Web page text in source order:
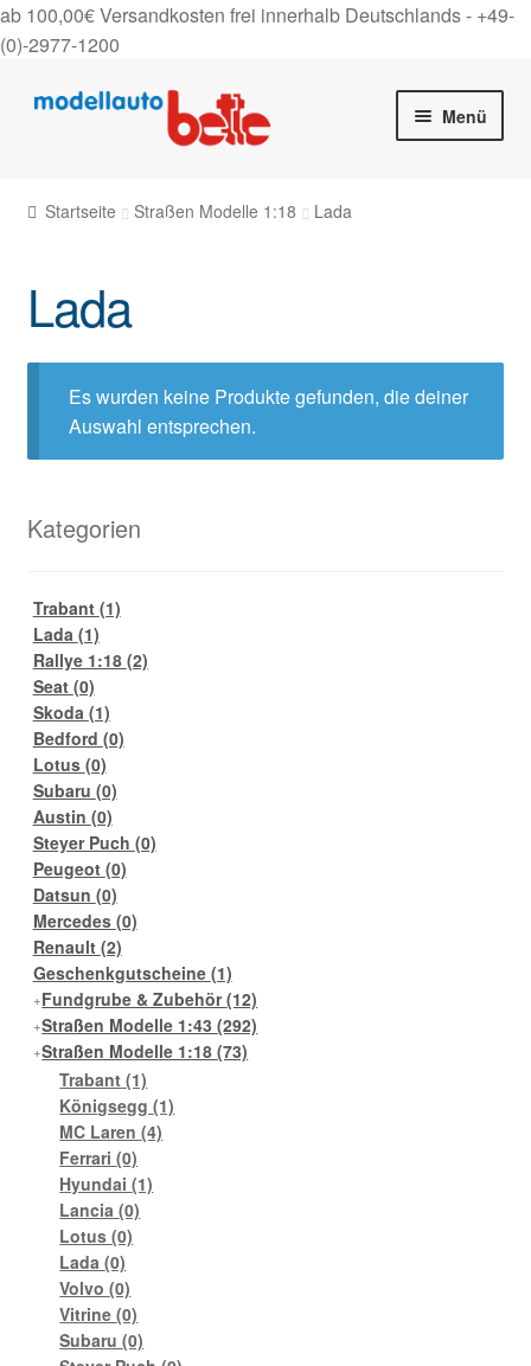
ab 100,00€ Versandkosten frei innerhalb Deutschlands - +49-
(0)-2977-1200
Zur
Zum
Menü
Gutscheine
Über uns
On Tour
Startseite Straßen Modelle 1:18 Lada
Lada
Es wurden keine Produkte gefunden, die deiner
Auswahl entsprechen.
Kategorien
Trabant (1)
Lada (1)
Rallye 1:18 (2)
Seat (0)
Skoda (1)
Bedford (0)
Lotus (0)
Subaru (0)
Austin (0)
Steyer Puch (0)
Peugeot (0)
Datsun (0)
Mercedes (0)
Renault (2)
Geschenkgutscheine (1)
Fundgrube & Zubehör(12)
Straßen Modelle 1:43(292)
Straßen Modelle 1:18(73)
Trabant(1)
Königsegg(1)
MC Laren(4)
Ferrari(0)
Hyundai(1)
Lancia(0)
Lotus(0)
Lada(0)
Volvo(0)
Vitrine(0)
Subaru(0)